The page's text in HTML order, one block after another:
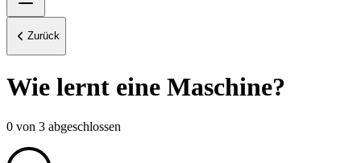
Zurück
Wie lernt eine Maschine?
0 von 3 abgeschlossen